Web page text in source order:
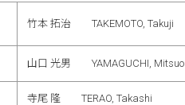
竹本 拓治 TAKEMOTO, Takuji
山口 光男 YAMAGUCHI, Mitsuo
寺尾 隆 TERAO, Takashi